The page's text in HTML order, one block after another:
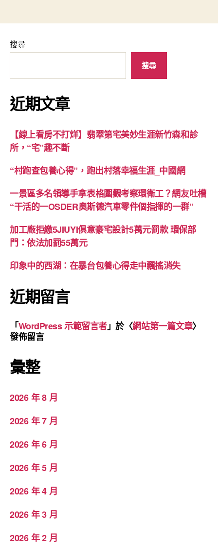
搜尋
搜尋
近期文章
【線上看房不打烊】翡翠第宅美妙生涯新竹森和診
所，“宅”趣不斷
“村跑查包養心得”，跑出村落幸福生涯_中國網
一景區多名領導手拿表格圍觀考察環衛工？網友吐槽
“干活的一OSDER奧斯德汽車零件個指揮的一群”
加工廠拒繳5JIUYI俱意豪宅設計5萬元罰款 環保部
門：依法加罰55萬元
印象中的西湖：在暴台包養心得走中飄搖消失
近期留言
「WordPress 示範留言者」於〈網站第一篇文章〉
發佈留言
彙整
2026 年 8 月
2026 年 7 月
2026 年 6 月
2026 年 5 月
2026 年 4 月
2026 年 3 月
2026 年 2 月